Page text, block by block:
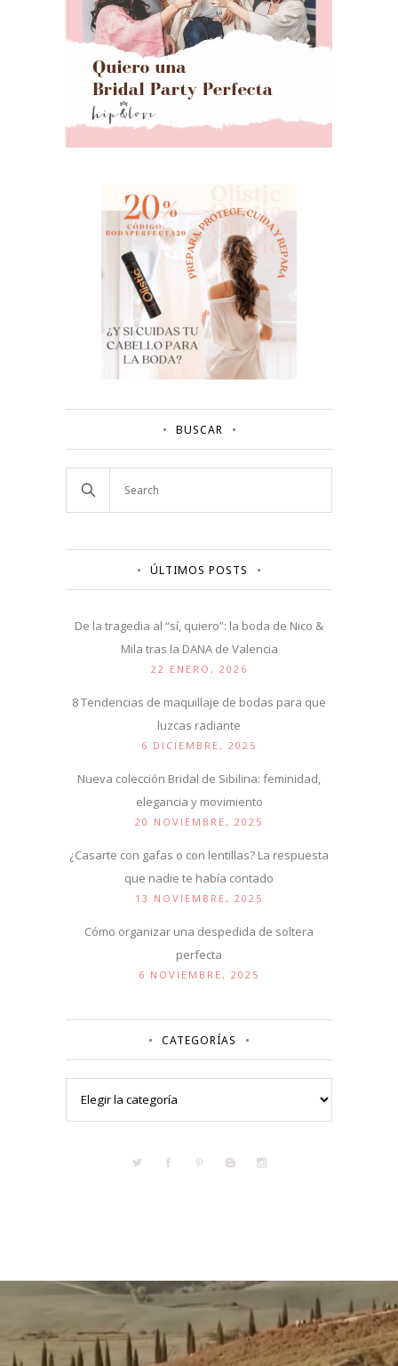
BUSCAR
ÚLTIMOS POSTS
De la tragedia al “sí, quiero”: la boda de Nico &
Mila tras la DANA de Valencia
22 ENERO, 2026
8 Tendencias de maquillaje de bodas para que
luzcas radiante
6 DICIEMBRE, 2025
Nueva colección Bridal de Sibilina: feminidad,
elegancia y movimiento
20 NOVIEMBRE, 2025
¿Casarte con gafas o con lentillas? La respuesta
que nadie te había contado
13 NOVIEMBRE, 2025
Cómo organizar una despedida de soltera
perfecta
6 NOVIEMBRE, 2025
CATEGORÍAS